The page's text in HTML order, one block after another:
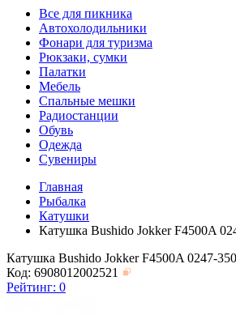
Все для пикника
Автохолодильники
Фонари для туризма
Рюкзаки, сумки
Палатки
Мебель
Спальные мешки
Радиостанции
Обувь
Одежда
Сувениры
Главная
Рыбалка
Катушки
Катушка Bushido Jokker F4500A
Катушка Bushido Jokker F4500A 0247-
Код: 6908012002521
Рейтинг: 0